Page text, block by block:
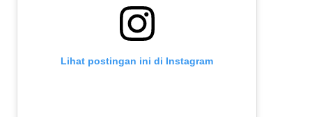
Lihat postingan ini di Instagram